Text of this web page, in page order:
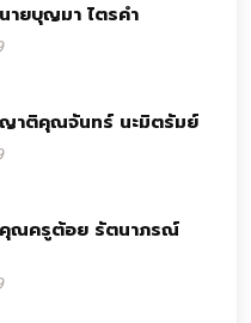
ยบุญมา ไตรคำ
าติคุณจันทร์ นะมิตรัมย์
ณครูต้อย รัตนาภรณ์